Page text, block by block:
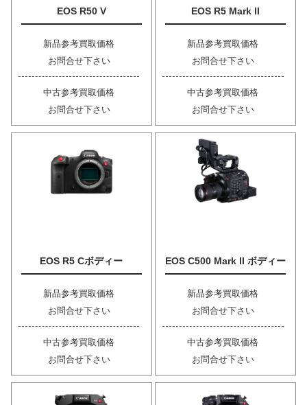
EOS R50 V
新品参考買取価格
お問合せ下さい
中古参考買取価格
お問合せ下さい
EOS R5 Mark II
新品参考買取価格
お問合せ下さい
中古参考買取価格
お問合せ下さい
EOS R5 Cボディー
新品参考買取価格
お問合せ下さい
中古参考買取価格
お問合せ下さい
EOS C500 Mark II ボディー
新品参考買取価格
お問合せ下さい
中古参考買取価格
お問合せ下さい